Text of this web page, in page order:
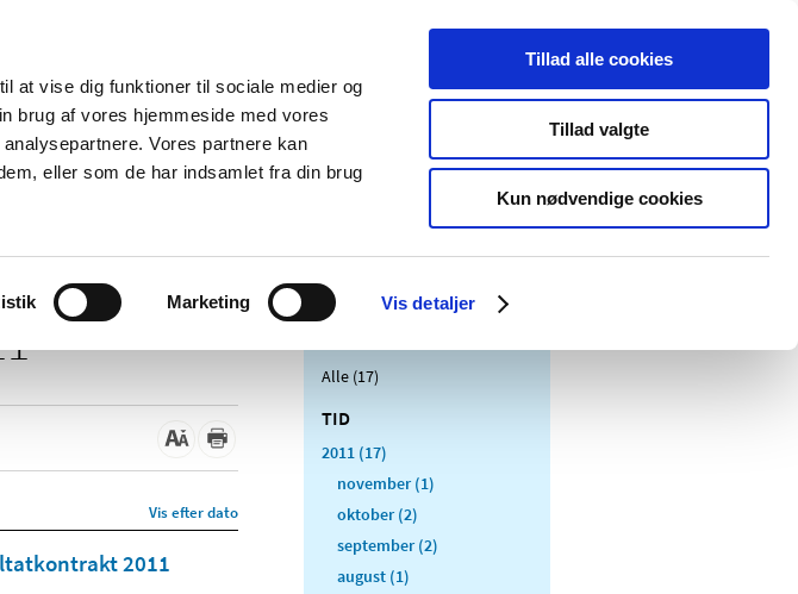
at vise dig funktioner til sociale medier og
brug af vores hjemmeside med vores
Vores partnere kan
eller som de har indsamlet fra din brug
Marketing Vis detaljer
Tillad alle cookies
Tillad valgte
Kun nødvendige cookies
Om os Kontakt Udgivelser
Apoteker og salg af
Medicinsk
Særlige
produktområder
Vis efter dato
2011
Alle (17)
TID
2011 (17)
november (1)
oktober (2)
september (2)
august (1)